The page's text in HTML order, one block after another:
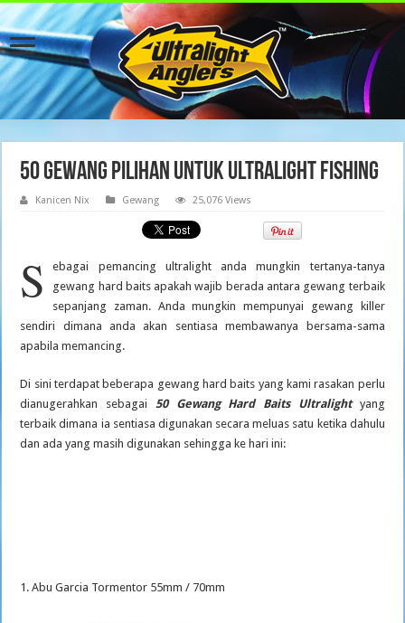
50 Gewang Pilihan Untuk Ultralight Fishing
Kanicen Nix Gewang 25,076 Views
S
ebagai pemancing ultralight anda mungkin tertanya-tanya
gewang hard baits apakah wajib berada antara gewang terbaik
sepanjang zaman. Anda mungkin mempunyai gewang killer
sendiri dimana anda akan sentiasa membawanya bersama-sama
apabila memancing.
Di sini terdapat beberapa gewang hard baits yang kami rasakan perlu
dianugerahkan sebagai 50 Gewang Hard Baits Ultralightyang
terbaik dimana ia sentiasa digunakan secara meluas satu ketika dahulu
dan ada yang masih digunakan sehingga ke hari ini:
1. Abu Garcia Tormentor 55mm / 70mm